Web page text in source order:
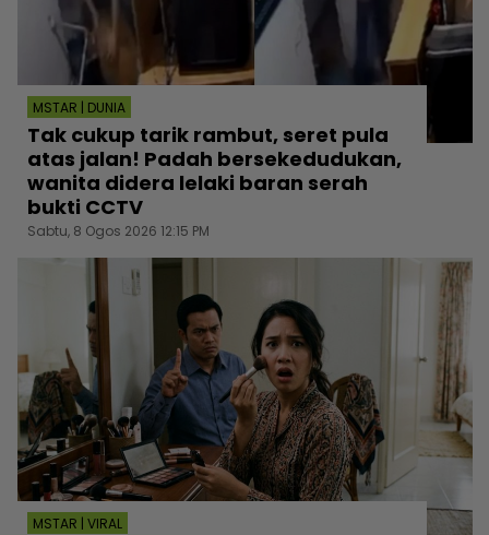
MSTAR | DUNIA
Tak cukup tarik rambut, seret pula
atas jalan! Padah bersekedudukan,
wanita didera lelaki baran serah
bukti CCTV
Sabtu, 8 Ogos 2026 12:15 PM
MSTAR | VIRAL